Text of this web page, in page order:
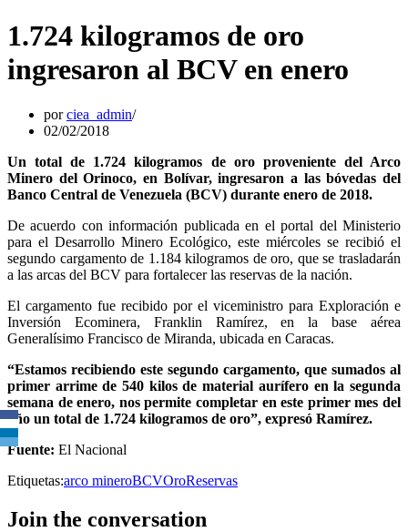
1.724 kilogramos de oro
ingresaron al BCV en enero
porciea_admin
02/02/2018
Un total de 1.724 kilogramos de oro proveniente del Arco
Minero del Orinoco, en Bolívar, ingresaron a las bóvedas del
Banco Central de Venezuela (BCV) durante enero de 2018.
De acuerdo con información publicada en el portal del Ministerio
para el Desarrollo Minero Ecológico, este miércoles se recibió el
segundo cargamento de 1.184 kilogramos de oro, que se trasladarán
a las arcas del BCV para fortalecer las reservas de la nación.
El cargamento fue recibido por el viceministro para Exploración e
Inversión Ecominera, Franklin Ramírez, en la base aérea
Generalísimo Francisco de Miranda, ubicada en Caracas.
“Estamos recibiendo este segundo cargamento, que sumados al
primer arrime de 540 kilos de material aurífero en la segunda
semana de enero, nos permite completar en este primer mes del
año un total de 1.724 kilogramos de oro”, expresó Ramírez.
Fuente: El Nacional
Etiquetas:arco mineroBCVOroReservas
Join the conversation